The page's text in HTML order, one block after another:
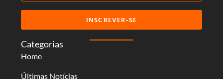
Categorias
Home
Últimas Notícias
INSCREVER-SE